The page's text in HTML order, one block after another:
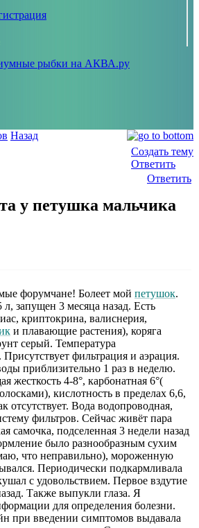
Назад
Создать тему
Ответить
Ответить
у петушка мальчика
форумчане! Болеет мой петушок.
запущен 3 месяца назад. Есть
криптокрина, валиснерия,
и плавающие растения), коряга
серый. Температура
фильтрация и аэрация.
приблизительно 1 раз в неделю.
жесткость 4-8°, карбонатная 6°(
кислотность в пределах 6,6,
отсутствует. Вода водопроводная,
фильтров. Сейчас живёт пара
самочка, подселенная 3 недели назад
было разнообразным сухим
что неправильно), мороженную
Периодически подкармливала
с удовольствием. Первое вздутие
Также выпукли глаза. Я
для определения болезни.
при введении симптомов выдавала